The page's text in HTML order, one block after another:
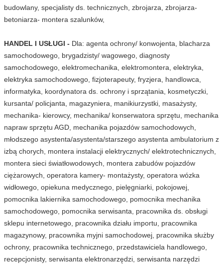
budowlany, specjalisty ds. technicznych, zbrojarza, zbrojarza-
betoniarza- montera szalunków,
HANDEL I USŁUGI - Dla: agenta ochrony/ konwojenta, blacharza
samochodowego, brygadzisty/ wagowego, diagnosty
samochodowego, elektromechanika, elektromontera, elektryka,
elektryka samochodowego, fizjoterapeuty, fryzjera, handlowca,
informatyka, koordynatora ds. ochrony i sprzątania, kosmetyczki,
kursanta/ policjanta, magazyniera, manikiurzystki, masażysty,
mechanika- kierowcy, mechanika/ konserwatora sprzętu, mechanika
napraw sprzętu AGD, mechanika pojazdów samochodowych,
młodszego asystenta/asystenta/starszego asystenta ambulatorium z
izbą chorych, montera instalacji elektrycznych/ elektrotechnicznych,
montera sieci światłowodowych, montera zabudów pojazdów
ciężarowych, operatora kamery- montażysty, operatora wózka
widłowego, opiekuna medycznego, pielęgniarki, pokojowej,
pomocnika lakiernika samochodowego, pomocnika mechanika
samochodowego, pomocnika serwisanta, pracownika ds. obsługi
sklepu internetowego, pracownika działu importu, pracownika
magazynowy, pracownika myjni samochodowej, pracownika służby
ochrony, pracownika technicznego, przedstawiciela handlowego,
recepcjonisty, serwisanta elektronarzędzi, serwisanta narzędzi